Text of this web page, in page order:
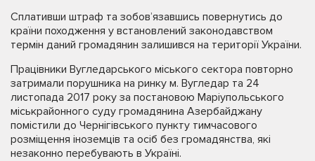
Сплативши штраф та зобов’язавшись повернутись до
країни походження у встановлений законодавством
термін даний громадянин залишився на території України.
Працівники Вугледарського міського сектора повторно
затримали порушника на ринку м. Вугледар та 24
листопада 2017 року за постановою Маріупольського
міськрайонного суду громадянина Азербайджану
помістили до Чернігівського пункту тимчасового
розміщення іноземців та осіб без громадянства, які
незаконно перебувають в Україні.